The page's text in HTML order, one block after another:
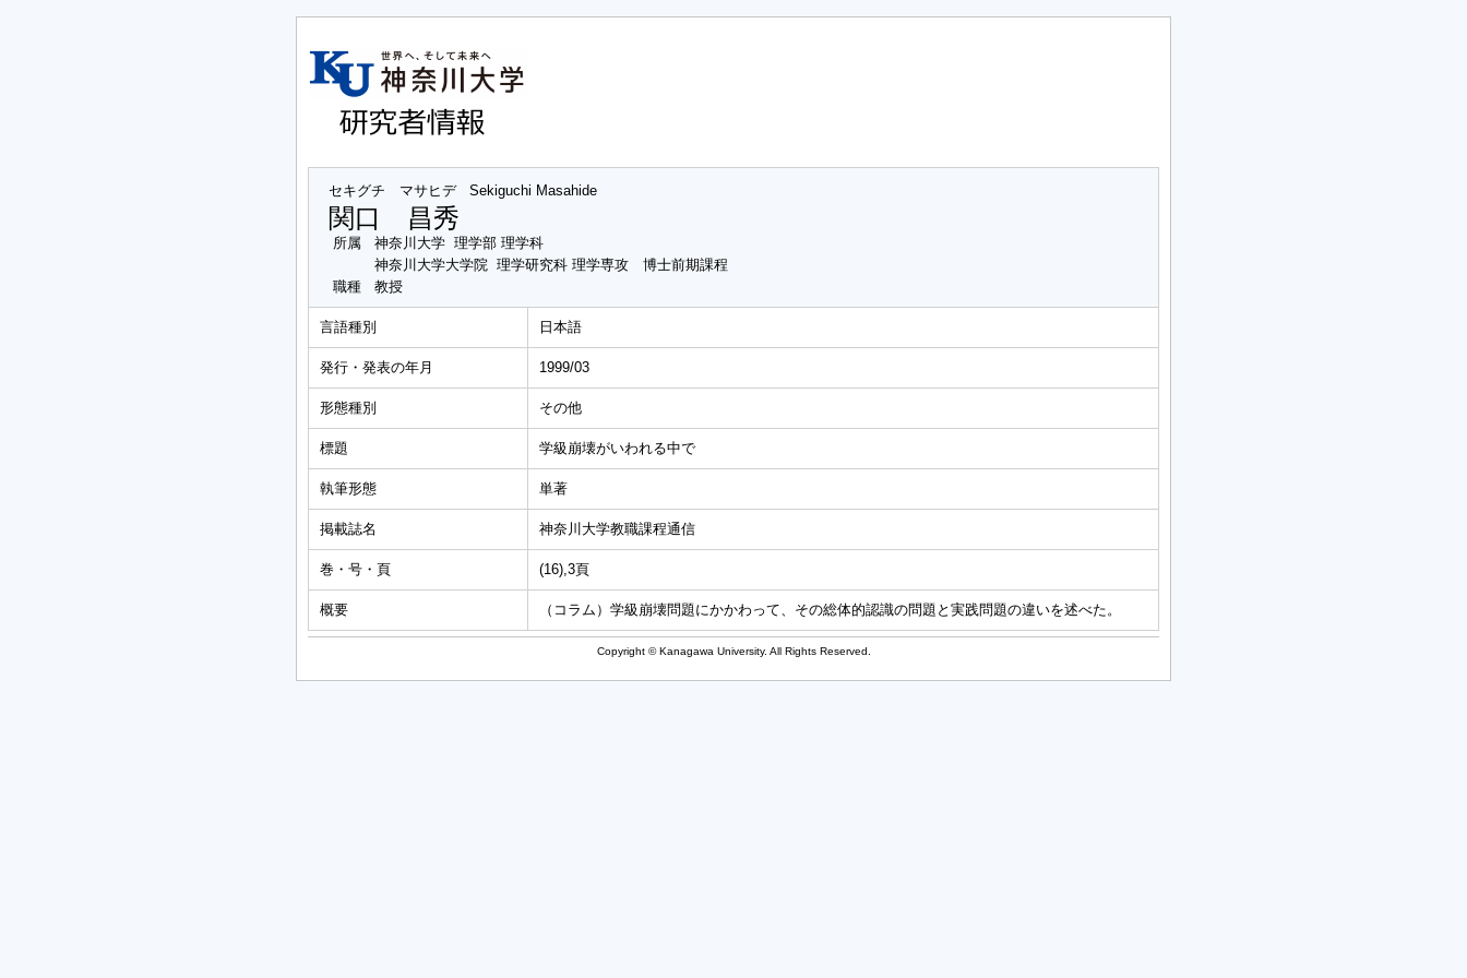
セキグチ マサヒデ Sekiguchi Masahide
関口 昌秀
所属
神奈川大学 理学部 理学科
神奈川大学大学院 理学研究科 理学専攻 博士前期課程
職種
教授
言語種別 日本語
発行・発表の年月 1999/03
形態種別 その他
標題 学級崩壊がいわれる中で
執筆形態 単著
掲載誌名 神奈川大学教職課程通信
巻・号・頁 (16),3頁
概要 （コラム）学級崩壊問題にかかわって、その総体的認識の問題と実践問題の違いを述べた。
Copyright © Kanagawa University. All Rights Reserved.